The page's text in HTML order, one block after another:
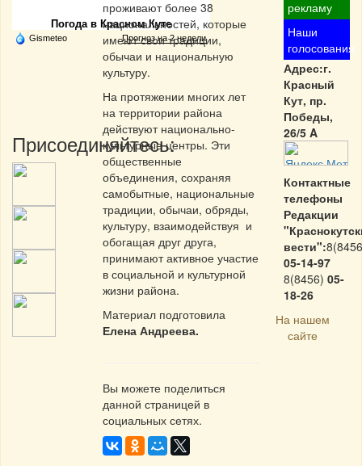
Погода в Красном Куте
Gismeteo Прогноз на 2 недели
Присоединяйтесь:
проживают более 38
национальностей, которые
имеют свои традиции,
обычаи и национальную
культуру.
На протяжении многих лет
на территории района
действуют национально-
культурные центры. Эти
общественные
объединения, сохраняя
самобытные, национальные
традиции, обычаи, обряды,
культуру, взаимодействуя и
обогащая друг друга,
принимают активное участие
в социальной и культурной
жизни района.
Материал подготовила
Елена Андреева.
Вы можете поделиться
данной страницей в
социальных сетях.
рекламу
Наши
голосования
Адрес:г.
Красный
Кут, пр.
Победы,
26/5 A
Контактные
телефоны
Редакции
вести":
05-14-97
8(8456) 05-
18-26
На нашем
сайте